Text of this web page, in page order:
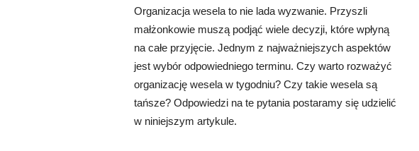
Organizacja wesela to nie lada wyzwanie. Przyszli
małżonkowie muszą podjąć wiele decyzji, które wpłyną
na całe przyjęcie. Jednym z najważniejszych aspektów
jest wybór odpowiedniego terminu. Czy warto rozważyć
organizację wesela w tygodniu? Czy takie wesela są
tańsze? Odpowiedzi na te pytania postaramy się udzielić
w niniejszym artykule.